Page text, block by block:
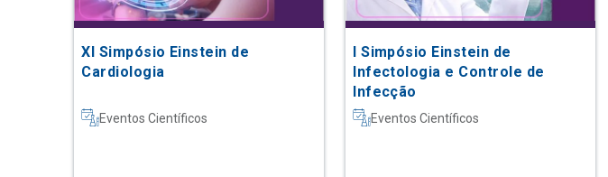
XI Simpósio Einstein de
Cardiologia
Eventos Científicos
I Simpósio Einstein de
Infectologia e Controle de
Infecção
Eventos Científicos